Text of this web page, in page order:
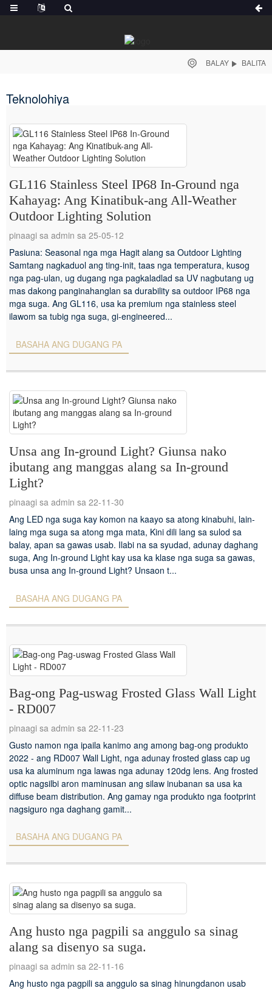
BALAY BALITA
Teknolohiya
GL116 Stainless Steel IP68 In-Ground nga
Kahayag: Ang Kinatibuk-ang All-Weather
Outdoor Lighting Solution
pinaagi sa admin sa 25-05-12
Pasiuna: Seasonal nga mga Hagit alang sa Outdoor Lighting
Samtang nagkaduol ang ting-init, taas nga temperatura, kusog
nga pag-ulan, ug dugang nga pagkaladlad sa UV nagbutang ug
mas dakong panginahanglan sa durability sa outdoor IP68 nga
mga suga. Ang GL116, usa ka premium nga stainless steel
ilawom sa tubig nga suga, gi-engineered...
BASAHA ANG DUGANG PA
Unsa ang In-ground Light? Giunsa nako
ibutang ang manggas alang sa In-ground
Light?
pinaagi sa admin sa 22-11-30
Ang LED nga suga kay komon na kaayo sa atong kinabuhi, lain-
laing mga suga sa atong mga mata, Kini dili lang sa sulod sa
balay, apan sa gawas usab. Ilabi na sa syudad, adunay daghang
suga, Ang In-ground Light kay usa ka klase nga suga sa gawas,
busa unsa ang In-ground Light? Unsaon t...
BASAHA ANG DUGANG PA
Bag-ong Pag-uswag Frosted Glass Wall Light
- RD007
pinaagi sa admin sa 22-11-23
Gusto namon nga ipaila kanimo ang among bag-ong produkto
2022 - ang RD007 Wall Light, nga adunay frosted glass cap ug
usa ka aluminum nga lawas nga adunay 120dg lens. Ang frosted
optic nagsilbi aron maminusan ang silaw inubanan sa usa ka
diffuse beam distribution. Ang gamay nga produkto nga footprint
nagsiguro nga daghang gamit...
BASAHA ANG DUGANG PA
Ang husto nga pagpili sa anggulo sa sinag
alang sa disenyo sa suga.
pinaagi sa admin sa 22-11-16
Ang husto nga pagpili sa anggulo sa sinag hinungdanon usab